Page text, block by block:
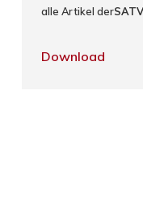
alle Artikel der
Download